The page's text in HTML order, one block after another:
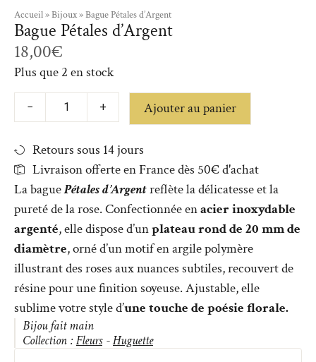
Accueil»Bijoux»Bague Pétales d’Argent
Bague Pétales d’Argent
18,00€
Plus que 2 en stock
− + Ajouter au panier
Retours sous 14 jours
Livraison offerte en France dès 50€ d'achat
La baguePétales d’Argentreflète la délicatesse et la
pureté de la rose. Confectionnée enacier inoxydable
argenté, elle dispose d’unplateau rond de 20 mm de
diamètre, orné d’un motif en argile polymère
illustrant des roses aux nuances subtiles, recouvert de
résine pour une finition soyeuse. Ajustable, elle
sublime votre style d’une touche de poésie florale.
Bijou fait main
Collection :Fleurs -Huguette